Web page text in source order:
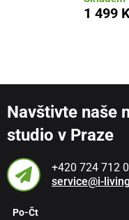
1 499
Navštivte naše
studio v Praze
+420 724 712
service@i-
Po-Čt